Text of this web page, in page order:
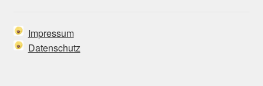
Impressum
Datenschutz